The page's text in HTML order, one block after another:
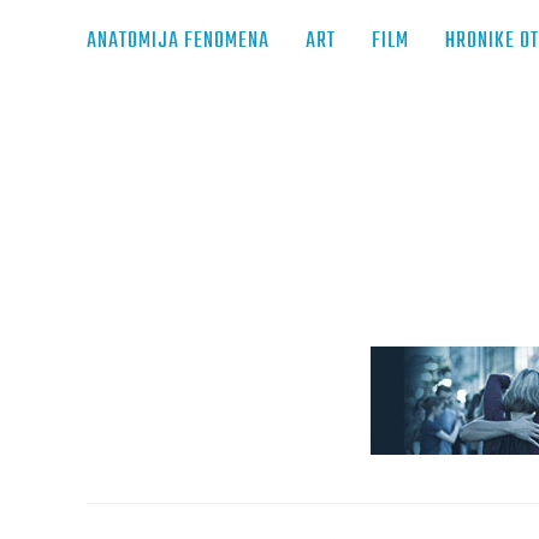
ANATOMIJA FENOMENA ART FILM HRONIKE